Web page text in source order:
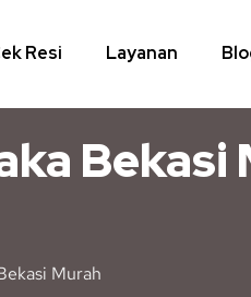
Resi Layanan
Bekasi
Murah